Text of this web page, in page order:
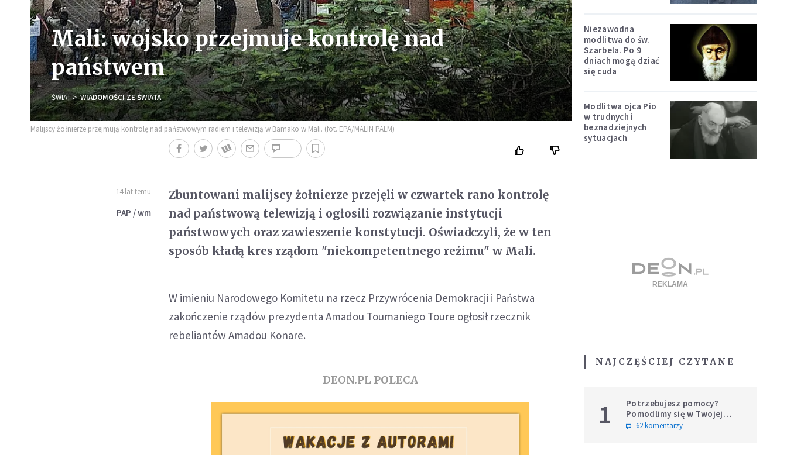
Mali: wojsko przejmuje kontrolę nad
państwem
ŚWIAT WIADOMOŚCI ZE ŚWIATA
Malijscy żołnierze przejmują kontrolę nad państwowym radiem i telewizją w Bamako w Mali. (fot. EPA/MALIN PALM)
14 lat temu
PAP / wm
Zbuntowani malijscy żołnierze przejęli w czwartek rano kontrolę
nad państwową telewizją i ogłosili rozwiązanie instytucji
państwowych oraz zawieszenie konstytucji. Oświadczyli, że w ten
sposób kładą kres rządom "niekompetentnego reżimu" w Mali.
W imieniu Narodowego Komitetu na rzecz Przywrócenia Demokracji i Państwa
zakończenie rządów prezydenta Amadou Toumaniego Toure ogłosił rzecznik
rebeliantów Amadou Konare.
DEON.PL POLECA
Niezawodna
modlitwa do św.
Szarbela. Po 9
dniach mogą dziać
się cuda
Modlitwa ojca Pio
w trudnych i
beznadziejnych
sytuacjach
NAJCZĘŚCIEJ CZYTANE
1
Potrzebujesz pomocy?
Pomodlimy się w Twojej
intencji
62 komentarzy